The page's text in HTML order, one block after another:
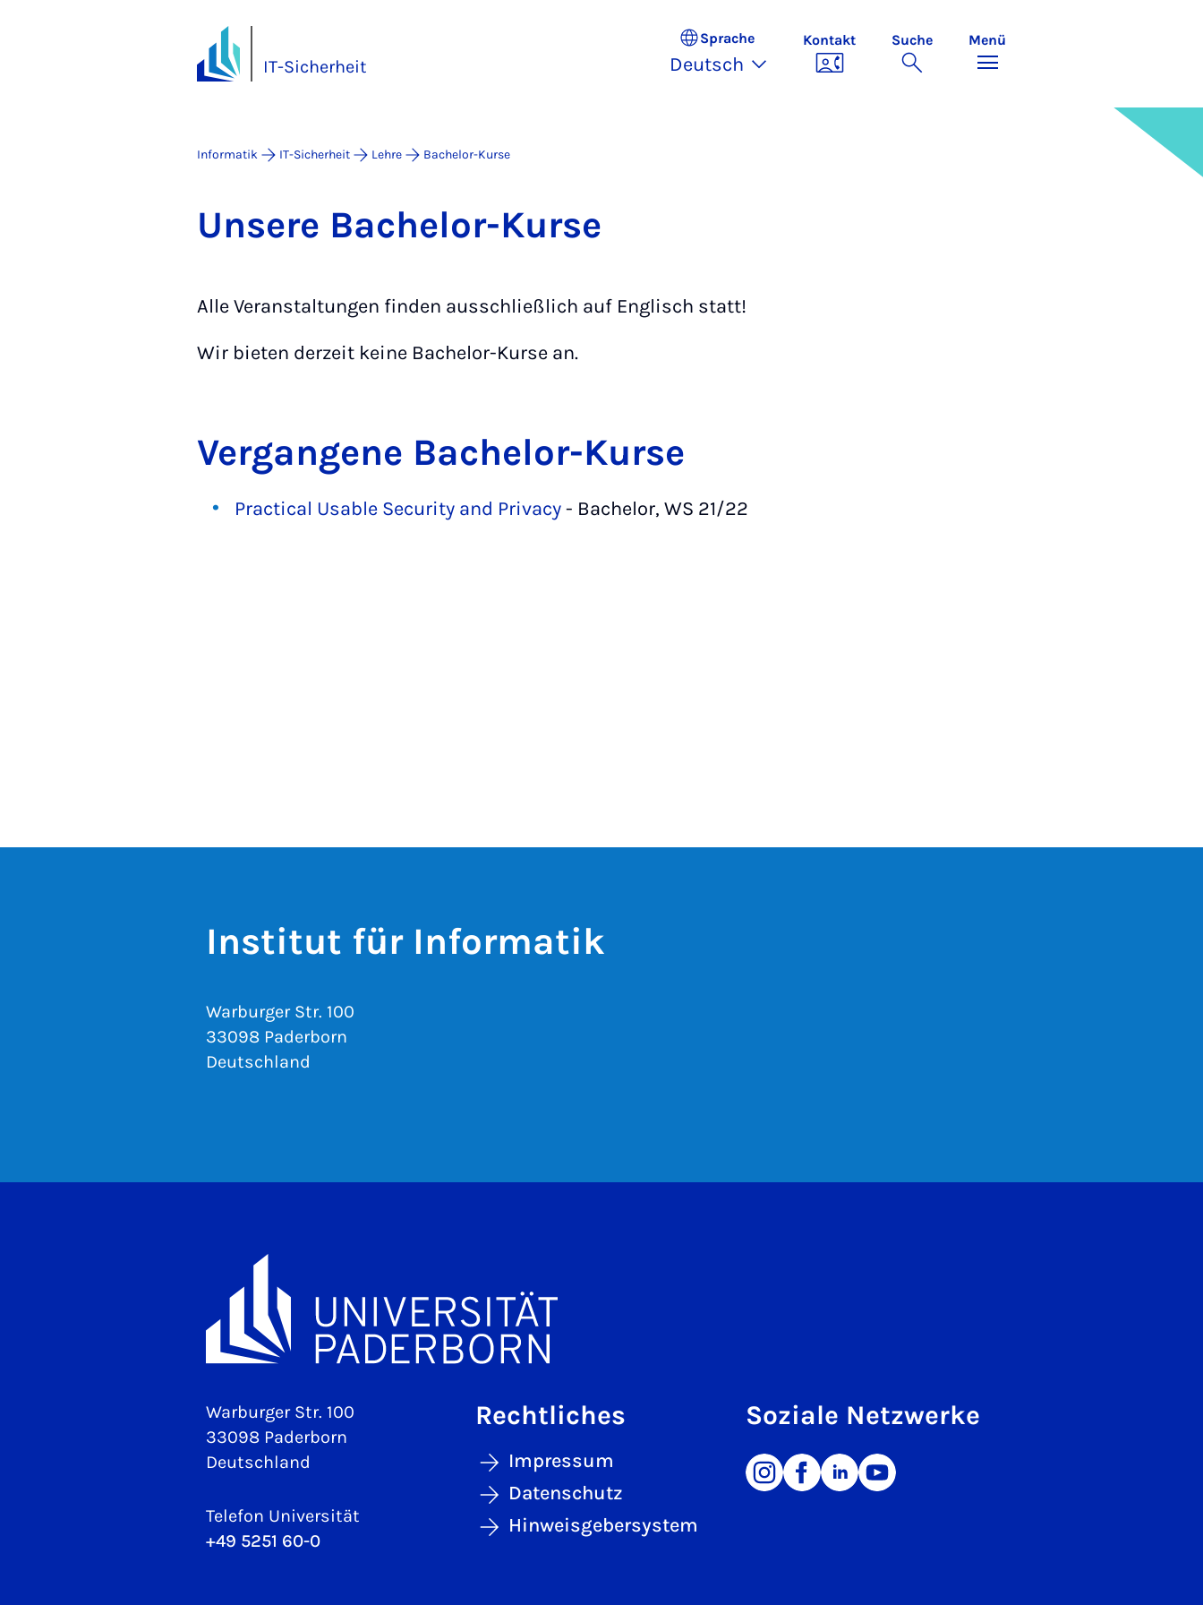
IT-Sicherheit
Sprache
Deutsch
Kontakt Suche Menü
Informatik IT-Sicherheit Lehre Bachelor-Kurse
Un­se­re Ba­che­lor-Kur­se
Alle Veranstaltungen finden ausschließlich auf Englisch statt!
Wir bieten derzeit keine Bachelor-Kurse an.
Vergangene Bachelor-Kurse
Practical Usable Security and Privacy- Bachelor, WS 21/22
Institut für Informatik
Warburger Str. 100
33098 Paderborn
Deutschland
Warburger Str. 100
33098 Paderborn
Deutschland
Telefon Universität
+49 5251 60-0
Rechtliches
Impressum
Datenschutz
Hinweisgebersystem
Soziale Netzwerke